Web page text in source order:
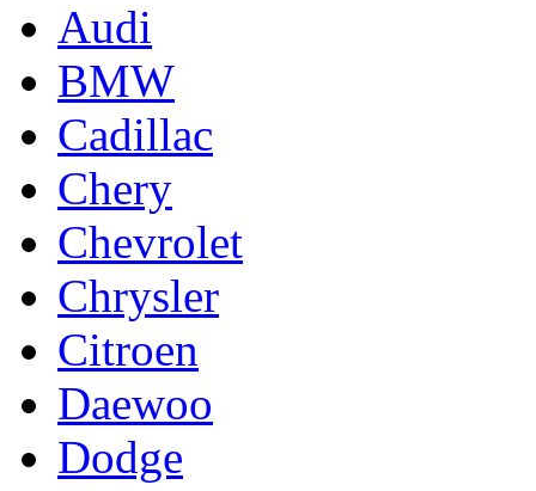
Audi
BMW
Cadillac
Chery
Chevrolet
Chrysler
Citroen
Daewoo
Dodge